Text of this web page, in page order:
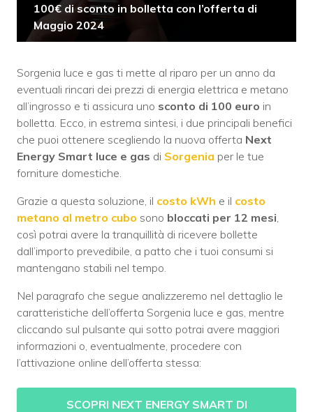
100€ di sconto in bolletta con l’offerta di
Maggio 2024
Sorgenia luce e gas ti mette al riparo per un anno da
eventuali rincari dei prezzi di energia elettrica e metano
all’ingrosso e ti assicura uno sconto di 100 euro in
bolletta. Ecco, in estrema sintesi, i due principali benefici
che puoi ottenere scegliendo la nuova offerta Next
Energy Smart luce e gas di Sorgenia per le tue
forniture domestiche.
Grazie a questa soluzione, il costo kWh e il costo
metano al metro cubo sono bloccati per 12 mesi
così potrai avere la tranquillità di ricevere bollette
dall’importo prevedibile, a patto che i tuoi consumi si
mantengano stabili nel tempo.
Nel paragrafo che segue analizzeremo nel dettaglio le
caratteristiche dell’offerta Sorgenia luce e gas, mentre
cliccando sul pulsante qui sotto potrai avere maggiori
informazioni o, eventualmente, procedere con
l’attivazione online dell’offerta stessa:
SCOPRI NEXT ENERGY SMART DI